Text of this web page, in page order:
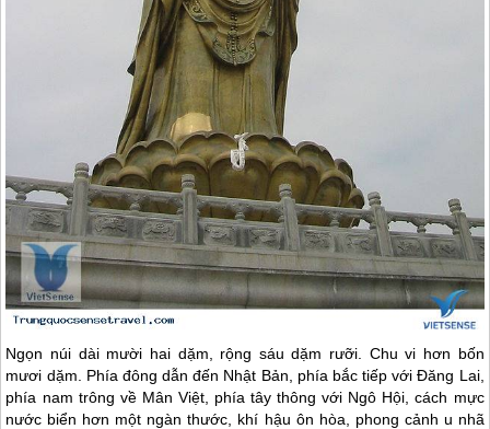
Ngọn núi dài mười hai dặm, rộng sáu dặm rưỡi. Chu vi hơn bốn
mươi dặm. Phía đông dẫn đến Nhật Bản, phía bắc tiếp với Đăng Lai,
phía nam trông về Mân Việt, phía tây thông với Ngô Hội, cách mực
nước biển hơn một ngàn thước, khí hậu ôn hòa, phong cảnh u nhã